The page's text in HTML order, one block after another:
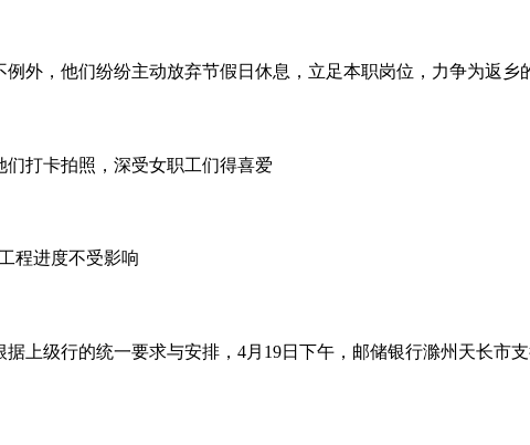
外，他们纷纷主动放弃节假日休息，立足本职岗位，力争为返乡
打卡拍照，深受女职工们得喜爱
程进度不受影响
上级行的统一要求与安排，4月19日下午，邮储银行滁州天长市